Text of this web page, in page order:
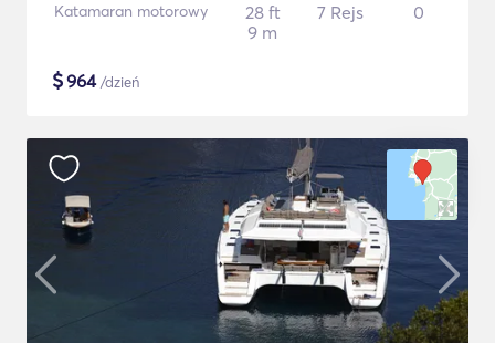
Katamaran motorowy
28 ft
9 m
7 Rejs 0
$964/dzień